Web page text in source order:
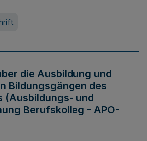
die Ausbildung und
Bildungsgängen des
(Ausbildungs- und
Berufskolleg - APO-